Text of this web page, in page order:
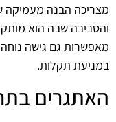
מצריכה הבנה מעמיקה
והסביבה שבה הוא
מאפשרות גם גישה
במניעת תקלות.
האתגרים